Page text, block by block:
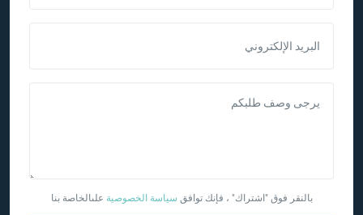
البريد الإلكتروني
يرجى وصف طلبكم
بالنقر فوق "اشتراك" ، فإنك توافق سياسة الخصوصية علىالخاصة بنا